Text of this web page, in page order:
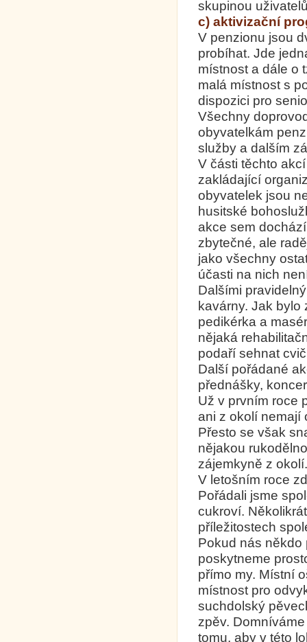
skupinou
c) aktivizační
V penzionu jsou
probíhat. Jde
místnost a dále o
malá místnost s
dispozici pro
Všechny
obyvatelkám
služby a dalším
V části těchto
zakládající
obyvatelek jsou
husitské
akce sem
zbytečné, ale
jako všechny
účasti na nich
Dalšími
kavárny. Jak bylo
pedikérka a
nějaká
podaří sehnat
Další pořádané
přednášky,
Už v prvním roce
ani z okolí nemají
Přesto se však
nějakou
zájemkyně z okolí.
V letošním roce
Pořádali jsme
cukroví.
příležitostech
Pokud nás někdo
poskytneme
přímo my. Místní
místnost pro
suchdolský
zpěv.
tomu, aby v této